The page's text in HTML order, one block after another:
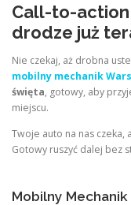
Call-to-action
drodze już
Nie czekaj, aż drobna
mobilny mechanik
święta, gotowy, aby
miejscu.
Twoje auto na nas czeka,
Gotowy ruszyć dalej bez
Mobilny